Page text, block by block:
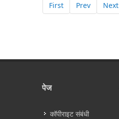
First Prev Next
पेज
कॉपीराइट संबंधी